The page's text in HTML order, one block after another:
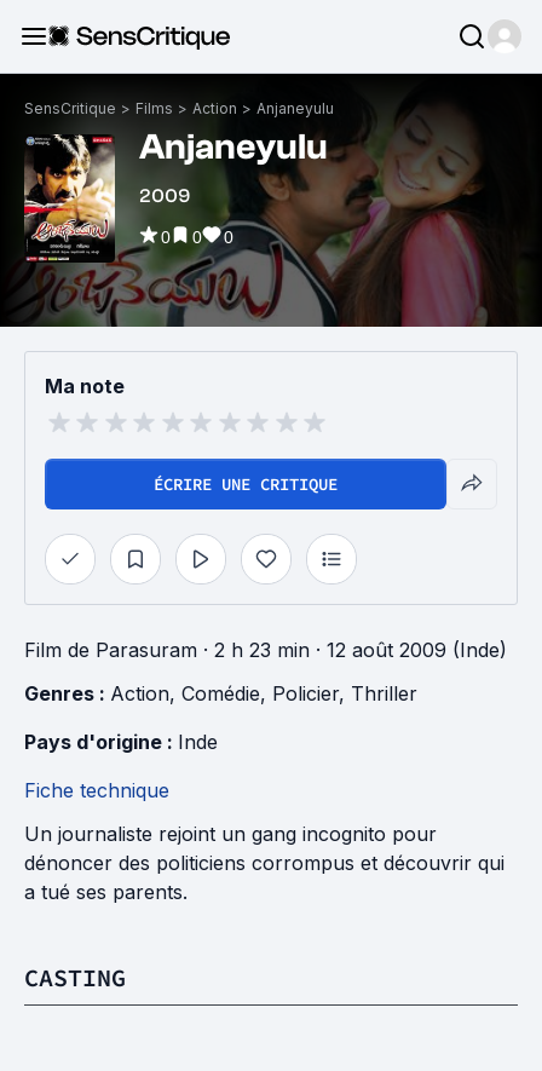
SensCritique > Films > Action > Anjaneyulu
Anjaneyulu
2009
0 0 0
Ma note
ÉCRIRE UNE CRITIQUE
Film de Parasuram · 2 h 23 min · 12 août 2009 (Inde)
Genres : Action, Comédie, Policier, Thriller
Pays d'origine : Inde
Fiche technique
Un journaliste rejoint un gang incognito pour
dénoncer des politiciens corrompus et découvrir qui
a tué ses parents.
CASTING